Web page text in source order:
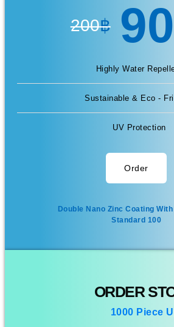
200฿ 90
Highly Water
Sustainable & Eco -
UV Protection
Order
Double Nano Zinc Coating With
Standard 100
ORDER
1000 Piece